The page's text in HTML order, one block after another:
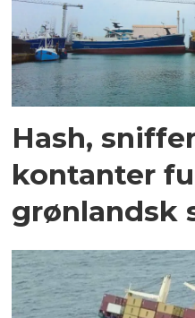
Hash,
kontanter
grønlandsk